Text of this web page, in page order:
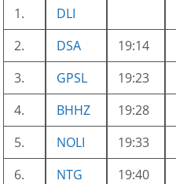
1.
DLI
2.
DSA 19:14
3.
GPSL 19:23
4.
BHHZ 19:28
5.
NOLI 19:33
6.
NTG 19:40